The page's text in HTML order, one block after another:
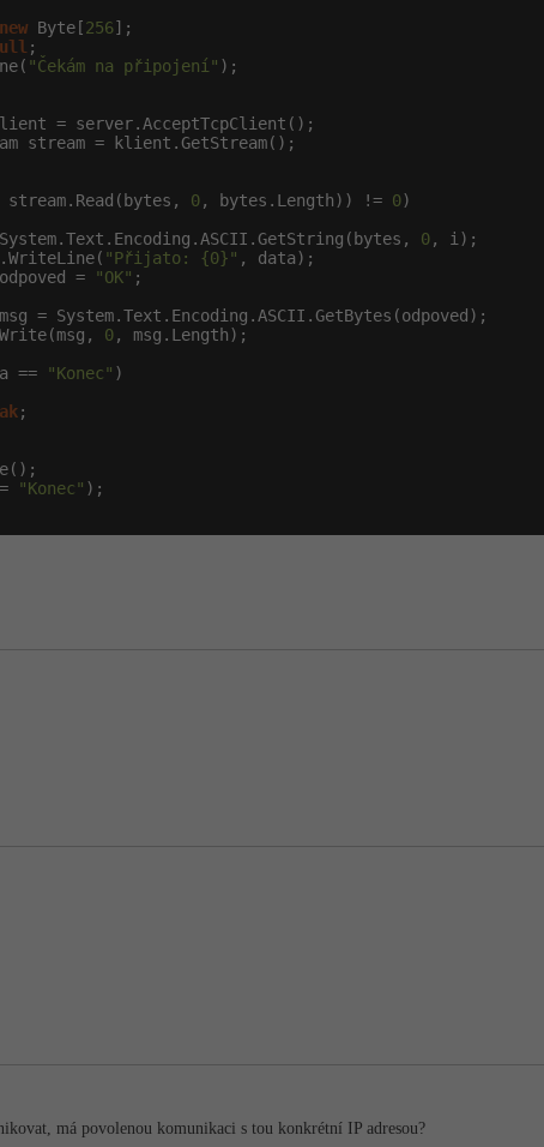
new Byte[256];
;
"Čekám na připojení" );
= server.AcceptTcpClient();
stream = klient.GetStream();
0, bytes.Length)) != 0)
0, i);
"Přijato: {0}" , data);
odpoved = "OK" ;
= System.Text.Encoding.ASCII.GetBytes(odpoved);
0, msg.Length);
== "Konec" )
;
"Konec" );
má povolenou komunikaci s tou konkrétní IP adresou?